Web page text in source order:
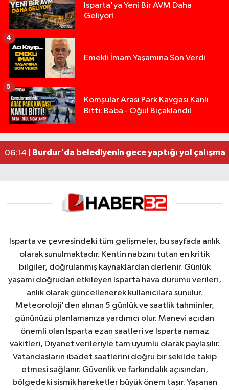
Isparta'ya Yeni Bir AVM Daha
Geliyor!
Emekli İmam Yaşamına Son Verdi
4
Komşular Arası Park Kavgası Kanlı
Bitti: Baba - Oğul Bıçaklandı!
5
13:48 |Tarsus'taki silahlı kavgada ölü sayısı 2'ye
09:47 |Tarsus'ta silahlı kavga: Kuzenlerden biri öldü,
09:44 |Yasal sınırın yaklaşık 10 katı alkollü çıkan
06:14 |
Burdur'da belediyenin gece yaptığı yol
Isparta ve çevresindeki tüm gelişmeler, bu sayfada anlık
olarak sunulmaktadır. Kentin nabzını tutan en kritik
bilgiler, doğrulanmış kaynaklardan derlenir. Günlük
yaşamı doğrudan etkileyen Isparta hava durumu verileri,
anlık olarak güncellenerek kullanıcılara sunulur.
Meteoroloji'den alınan 5 günlük ve saatlik tahminler,
gününüzü planlamanıza yardımcı olur. Manevi açıdan
önemli olan Isparta ezan saatleri ve Isparta namaz
vakitleri, Diyanet verileriyle tam uyumlu olarak paylaşılır.
Vatandaşların ibadet saatlerini doğru bir şekilde takip
etmesi sağlanır. Güvenlik ve farkındalık açısından,
bölgedeki sismik hareketler büyük önem taşır. Yaşanan